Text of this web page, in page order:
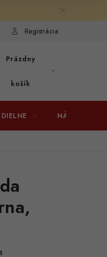
Ako funguje Packeta?
Registrácia
Prázdny
košík
NÁRADIE